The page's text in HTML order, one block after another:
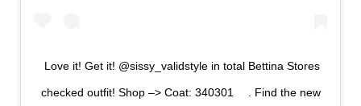
⁠ Love it! Get it! @sissy_validstyle in total Bettina Stores
checked outfit!⁠ ⁠Shop –> Coat: 340301 ⠀⁠ .⁠⁠ Find the new